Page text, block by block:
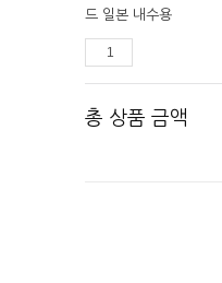
드 일본 내수용
총 상품 금액